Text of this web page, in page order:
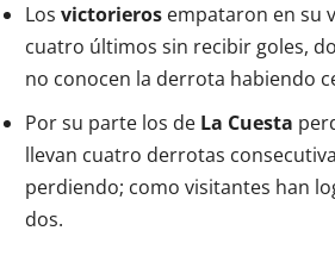
Los victorieros empataron en su
cuatro últimos sin recibir goles,
no conocen la derrota habiendo
Por su parte los de La Cuesta
llevan cuatro derrotas
perdiendo; como visitantes han
dos.